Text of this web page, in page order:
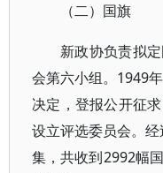
（二）国旗
新政协负责拟
会第六小组。1949
决定，登报公开征
设立评选委员会。
集，共收到2992幅